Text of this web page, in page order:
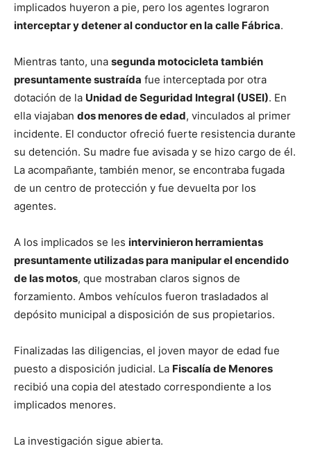
implicados huyeron a pie, pero los agentes lograron
interceptar y detener al conductor en la calle Fábrica.
Mientras tanto, una segunda motocicleta también
presuntamente sustraída fue interceptada por otra
dotación de la Unidad de Seguridad Integral (USEI). En
ella viajaban dos menores de edad, vinculados al primer
incidente. El conductor ofreció fuerte resistencia durante
su detención. Su madre fue avisada y se hizo cargo de él.
La acompañante, también menor, se encontraba fugada
de un centro de protección y fue devuelta por los
agentes.
A los implicados se les intervinieron herramientas
presuntamente utilizadas para manipular el encendido
de las motos, que mostraban claros signos de
forzamiento. Ambos vehículos fueron trasladados al
depósito municipal a disposición de sus propietarios.
Finalizadas las diligencias, el joven mayor de edad fue
puesto a disposición judicial. La Fiscalía de Menores
recibió una copia del atestado correspondiente a los
implicados menores.
La investigación sigue abierta.